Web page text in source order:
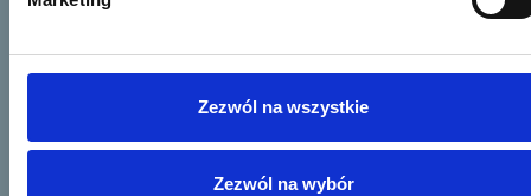
Zezwól na wszystkie
Zezwól na wybór